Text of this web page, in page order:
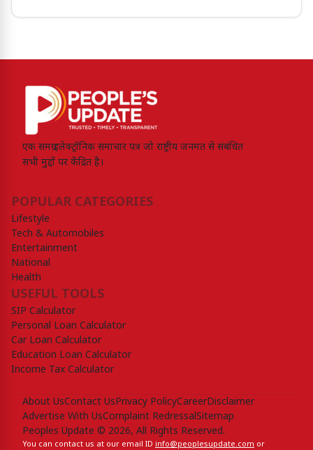
एक समग्र इलेक्ट्रॉनिक समाचार पत्र जो राष्ट्रीय जनमत से संबंधित
सभी मुद्दों पर केंद्रित है।
POPULAR CATEGORIES
Lifestyle
Tech & Automobiles
Entertainment
National
Health
USEFUL TOOLS
SIP Calculator
Personal Loan Calculator
Car Loan Calculator
Education Loan Calculator
Income Tax Calculator
About UsContact UsPrivacy PolicyCareerDisclaimer
Advertise With UsComplaint RedressalSitemap
Peoples Update © 2026, All Rights Reserved.
You can contact us at our email ID info@peoplesupdate.com or